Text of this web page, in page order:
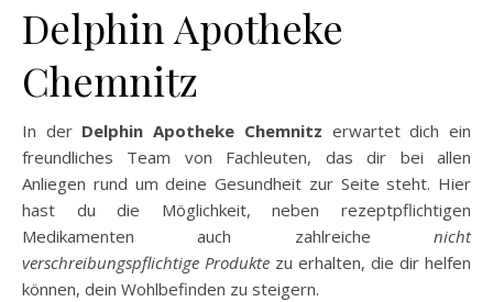
Delphin Apotheke
Chemnitz
In der Delphin Apotheke Chemnitz erwartet dich ein
freundliches Team von Fachleuten, das dir bei allen
Anliegen rund um deine Gesundheit zur Seite steht. Hier
hast du die Möglichkeit, neben rezeptpflichtigen
Medikamenten auch zahlreiche nicht
verschreibungspflichtige Produkte zu erhalten, die dir helfen
können, dein Wohlbefinden zu steigern.